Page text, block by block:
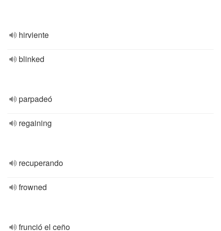
hirviente
blinked
parpadeó
regaining
recuperando
frowned
frunció el ceño